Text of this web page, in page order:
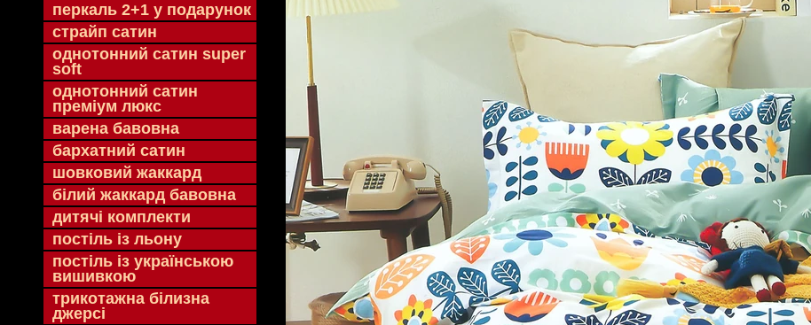
перкаль 2+1 у подарунок
страйп сатин
однотонний сатин super
soft
однотонний сатин
преміум люкс
варена бавовна
бархатний сатин
шовковий жаккард
білий жаккард бавовна
дитячі комплекти
постіль із льону
постіль із українською
вишивкою
трикотажна білизна
джерсі